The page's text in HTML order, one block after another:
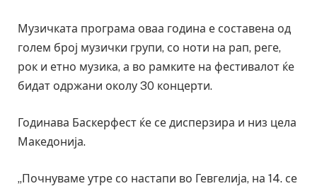
Музичката програма оваа година е составена од
голем број музички групи, со ноти на рап, реге,
рок и етно музика, а во рамките на фестивалот ќе
бидат одржани околу 30 концерти.
Годинава Баскерфест ќе се дисперзира и низ цела
Македонија.
„Почнуваме утре со настапи во Гевгелија, на 14. се